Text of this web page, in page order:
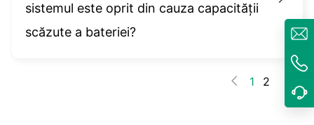
sistemul este oprit din cauza capacității
scăzute a bateriei?
1 2